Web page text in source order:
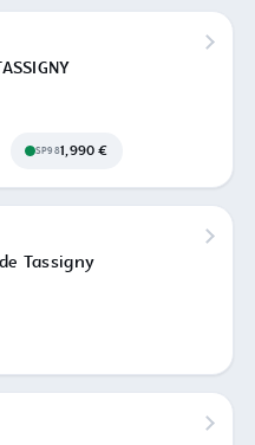
SP981,990 €
Tassigny